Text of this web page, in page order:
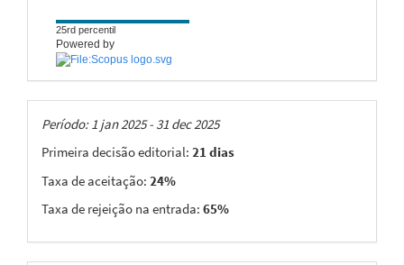
25rd percentil
Powered by
Taxas
Período: 1 jan 2025 - 31 dec 2025
Primeira decisão editorial: 21 dias
Taxa de aceitação: 24%
Taxa de rejeição na entrada: 65%